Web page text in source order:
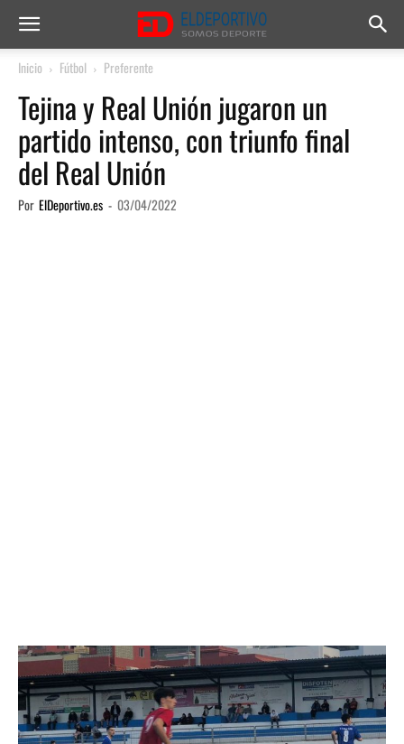
Inicio Fútbol Preferente
Tejina y Real Unión jugaron un
partido intenso, con triunfo final
del Real Unión
Por ElDeportivo.es - 03/04/2022